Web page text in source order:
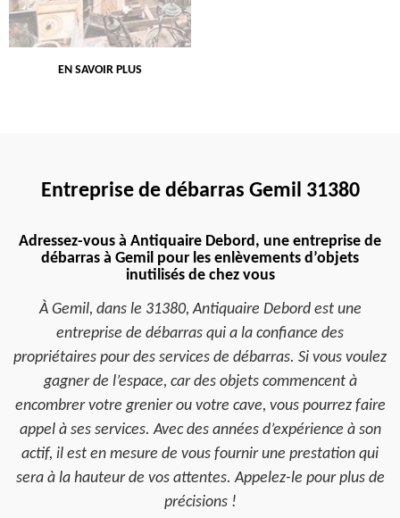
EN SAVOIR PLUS
Entreprise de débarras Gemil 31380
Adressez-vous à Antiquaire Debord, une entreprise de
débarras à Gemil pour les enlèvements d’objets
inutilisés de chez vous
À Gemil, dans le 31380, Antiquaire Debord est une
entreprise de débarras qui a la confiance des
propriétaires pour des services de débarras. Si vous voulez
gagner de l’espace, car des objets commencent à
encombrer votre grenier ou votre cave, vous pourrez faire
appel à ses services. Avec des années d’expérience à son
actif, il est en mesure de vous fournir une prestation qui
sera à la hauteur de vos attentes. Appelez-le pour plus de
précisions !